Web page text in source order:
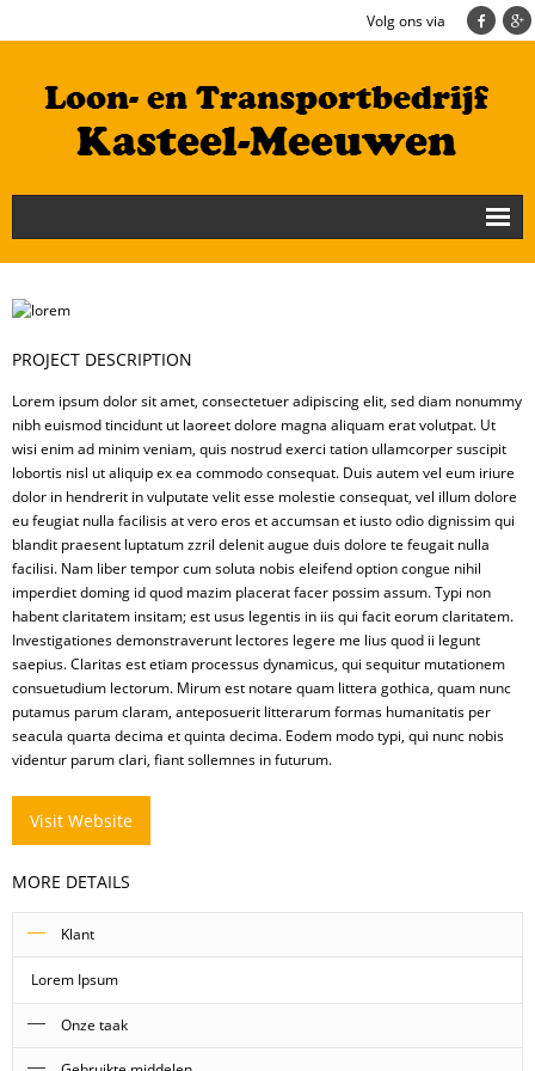
Volg ons via
Nieuws
Loonbedrijf
Transportbedrijf
Cultuurtechniek/Grondwerk
Geschiedenis
Te koop
Mestverwerking
Video’s
PROJECT DESCRIPTION
Lorem ipsum dolor sit amet, consectetuer adipiscing elit, sed diam nonummy
nibh euismod tincidunt ut laoreet dolore magna aliquam erat volutpat. Ut
wisi enim ad minim veniam, quis nostrud exerci tation ullamcorper suscipit
lobortis nisl ut aliquip ex ea commodo consequat. Duis autem vel eum iriure
dolor in hendrerit in vulputate velit esse molestie consequat, vel illum dolore
eu feugiat nulla facilisis at vero eros et accumsan et iusto odio dignissim qui
blandit praesent luptatum zzril delenit augue duis dolore te feugait nulla
facilisi. Nam liber tempor cum soluta nobis eleifend option congue nihil
imperdiet doming id quod mazim placerat facer possim assum. Typi non
habent claritatem insitam; est usus legentis in iis qui facit eorum claritatem.
Investigationes demonstraverunt lectores legere me lius quod ii legunt
saepius. Claritas est etiam processus dynamicus, qui sequitur mutationem
consuetudium lectorum. Mirum est notare quam littera gothica, quam nunc
putamus parum claram, anteposuerit litterarum formas humanitatis per
seacula quarta decima et quinta decima. Eodem modo typi, qui nunc nobis
videntur parum clari, fiant sollemnes in futurum.
Visit Website
MORE DETAILS
Klant
Lorem Ipsum
Onze taak